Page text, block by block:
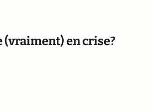
(vraiment) en crise?